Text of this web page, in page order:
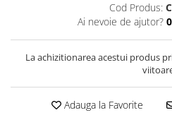
Cod Produs:
Ai nevoie de ajutor?
La achizitionarea acestui produs
Adauga la Favorite